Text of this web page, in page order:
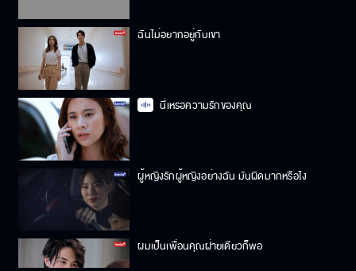
ฉันไม่อยากอยู่กับเขา
นี่เหรอความรักของคุณ
ผู้หญิงรักผู้หญิงอย่างฉัน มันผิดมากหรือไง
ผมเป็นเพื่อนคุณฝ่ายเดียวก็พอ